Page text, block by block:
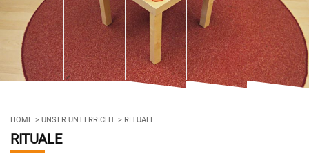
HOME > UNSER UNTERRICHT > RITUALE
RITUALE